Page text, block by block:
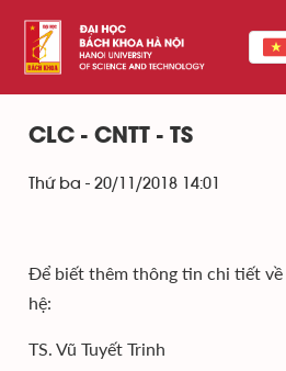
CLC - CNTT - TS
Thứ ba - 20/11/2018 14:01
Để biết thêm thông tin chi tiết
hệ:
TS. Vũ Tuyết Trinh